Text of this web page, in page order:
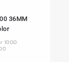
36MM
1000